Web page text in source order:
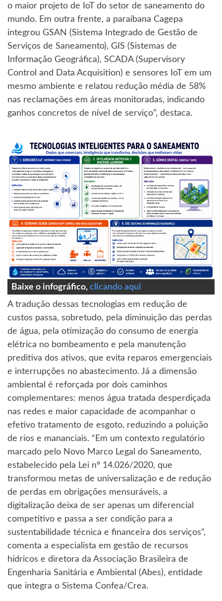
o maior projeto de IoT do setor de saneamento do
mundo. Em outra frente, a paraibana Cagepa
integrou GSAN (Sistema Integrado de Gestão de
Serviços de Saneamento), GIS (Sistemas de
Informação Geográfica), SCADA (Supervisory
Control and Data Acquisition) e sensores IoT em um
mesmo ambiente e relatou redução média de 58%
nas reclamações em áreas monitoradas, indicando
ganhos concretos de nível de serviço”, destaca.
Baixe o infográfico, clicando aqui
A tradução dessas tecnologias em redução de
custos passa, sobretudo, pela diminuição das perdas
de água, pela otimização do consumo de energia
elétrica no bombeamento e pela manutenção
preditiva dos ativos, que evita reparos emergenciais
e interrupções no abastecimento. Já a dimensão
ambiental é reforçada por dois caminhos
complementares: menos água tratada desperdiçada
nas redes e maior capacidade de acompanhar o
efetivo tratamento de esgoto, reduzindo a poluição
de rios e mananciais. “Em um contexto regulatório
marcado pelo Novo Marco Legal do Saneamento,
estabelecido pela Lei nº 14.026/2020, que
transformou metas de universalização e de redução
de perdas em obrigações mensuráveis, a
digitalização deixa de ser apenas um diferencial
competitivo e passa a ser condição para a
sustentabilidade técnica e financeira dos serviços”,
comenta a especialista em gestão de recursos
hídricos e diretora da Associação Brasileira de
Engenharia Sanitária e Ambiental (Abes), entidade
que integra o Sistema Confea/Crea.